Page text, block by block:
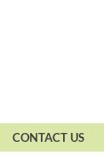
CONTACT US